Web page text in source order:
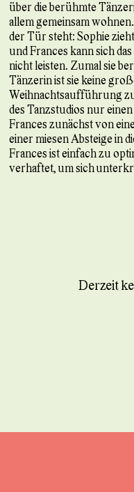
Derzeit
über die berühmte
allem gemeinsam
der Tür steht: Sophie
und Frances kann sich
nicht leisten. Zumal sie
Tänzerin ist sie keine
Weihnachtsaufführung
des Tanzstudios nur
Frances zunächst von
einer miesen Absteige in
Frances ist einfach zu
verhaftet, um sich